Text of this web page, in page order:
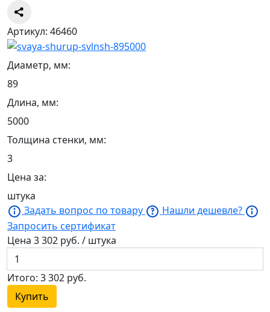
Артикул: 46460
Диаметр, мм:
89
Длина, мм:
5000
Толщина стенки, мм:
3
Цена за:
штука
Задать вопрос по товару
Нашли дешевле?
Запросить сертификат
Цена 3 302 руб. / штука
Итого: 3 302 руб.
Купить